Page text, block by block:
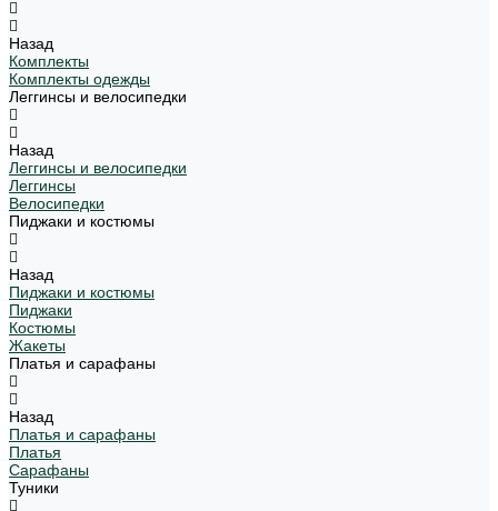
Назад
Комплекты
Комплекты одежды
Леггинсы и велосипедки
Назад
Леггинсы и велосипедки
Леггинсы
Велосипедки
Пиджаки и костюмы
Назад
Пиджаки и костюмы
Пиджаки
Костюмы
Жакеты
Платья и сарафаны
Назад
Платья и сарафаны
Платья
Сарафаны
Туники